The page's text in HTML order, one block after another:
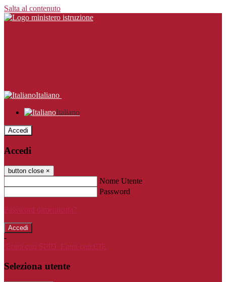
Salta al contenuto
Italiano
Italiano
Accedi
Accedi
button close ×
Nome Utente
Password
Password dimenticata?
-
Entra con SPID
Entra con CIE
Seleziona utente